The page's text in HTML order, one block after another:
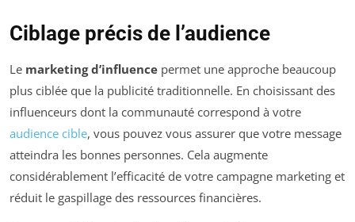
Ciblage précis de l’audience
Le marketing d’influence permet une approche beaucoup
plus ciblée que la publicité traditionnelle. En choisissant des
influenceurs dont la communauté correspond à votre
audience cible, vous pouvez vous assurer que votre message
atteindra les bonnes personnes. Cela augmente
considérablement l’efficacité de votre campagne marketing et
réduit le gaspillage des ressources financières.